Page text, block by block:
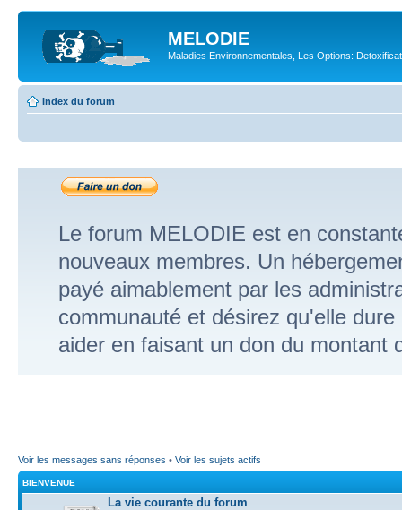
MELODIE
Maladies Environnementales, Les Options:
Index du forum
Le forum MELODIE est en
nouveaux membres. Un
payé aimablement par les
communauté et désirez qu'elle
aider en faisant un don du montant
Voir les messages sans réponses • Voir les sujets actifs
BIENVENUE
La vie courante du forum